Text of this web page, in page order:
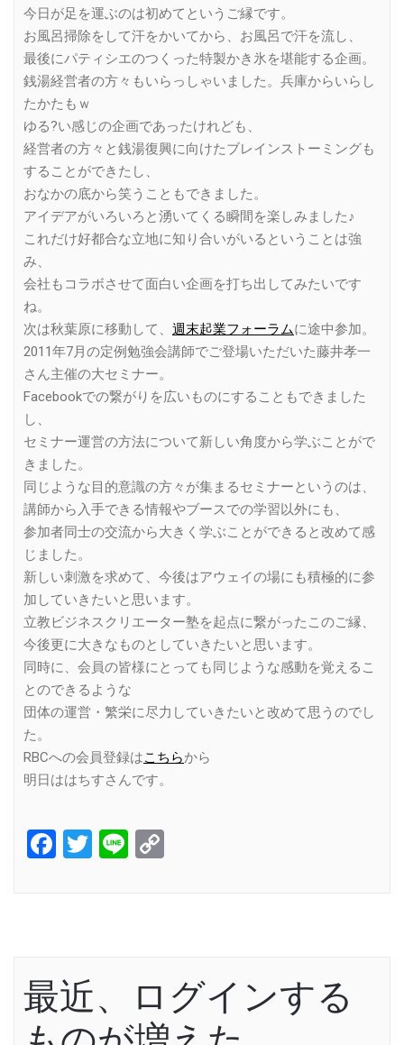
今日が足を運ぶのは初めてというご縁です。
お風呂掃除をして汗をかいてから、お風呂で汗を流し、
最後にパティシエのつくった特製かき氷を堪能する企画。
銭湯経営者の方々もいらっしゃいました。兵庫からいらし
たかたもｗ
ゆる?い感じの企画であったけれども、
経営者の方々と銭湯復興に向けたブレインストーミングも
することができたし、
おなかの底から笑うこともできました。
アイデアがいろいろと湧いてくる瞬間を楽しみました♪
これだけ好都合な立地に知り合いがいるということは強
み、
会社もコラボさせて面白い企画を打ち出してみたいです
ね。
次は秋葉原に移動して、 週末起業フォーラムに途中参加。
2011年7月の定例勉強会講師でご登場いただいた藤井孝一
さん主催の大セミナー。
Facebookでの繋がりを広いものにすることもできました
し、
セミナー運営の方法について新しい角度から学ぶことがで
きました。
同じような目的意識の方々が集まるセミナーというのは、
講師から入手できる情報やブースでの学習以外にも、
参加者同士の交流から大きく学ぶことができると改めて感
じました。
新しい刺激を求めて、今後はアウェイの場にも積極的に参
加していきたいと思います。
立教ビジネスクリエーター塾を起点に繋がったこのご縁、
今後更に大きなものとしていきたいと思います。
同時に、会員の皆様にとっても同じような感動を覚えるこ
とのできるような
団体の運営・繁栄に尽力していきたいと改めて思うのでし
た。
RBCへの会員登録はこちらから
明日ははちすさんです。
Facebook
Twitter
Line
最近、ログインする